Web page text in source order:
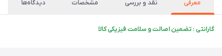
معرفی نقد و بررسی مشخصات دیدگاه‌ها
گارانتی : تضمین اصالت و سلامت فیزیکی کالا